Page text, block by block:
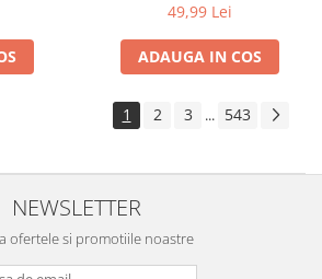
49,99 Lei
ADAUGA IN COS
1 2 3 ... 543
NEWSLETTER
ofertele si promotiile noastre